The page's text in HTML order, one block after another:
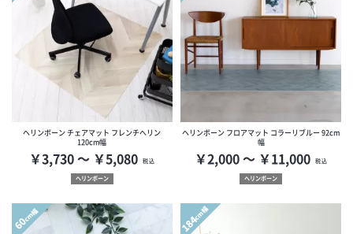
ヘリンボーン チェアマット フレンチへリン
120cm幅
￥3,730 ～ ￥5,080 税込
ヘリンボーン
ヘリンボーン フロアマット コラーリブルー 92cm
幅
￥2,000 ～ ￥11,000 税込
ヘリンボーン
60cm幅 184cm幅